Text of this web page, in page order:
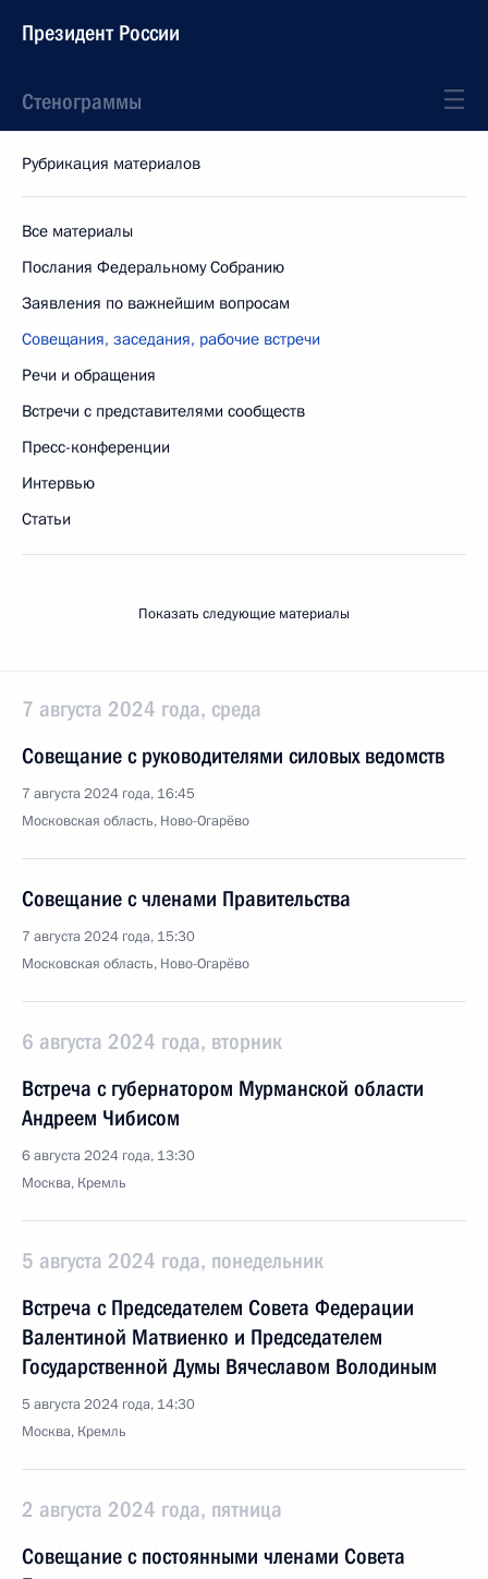
Президент России
Стенограммы
Рубрикация материалов
Все материалы
Послания Федеральному Собранию
Заявления по важнейшим вопросам
Совещания, заседания, рабочие встречи
Речи и обращения
Встречи с представителями сообществ
Пресс-конференции
Интервью
Статьи
Показать следующие материалы
7 августа 2024 года, среда
Совещание с руководителями силовых ведомств
7 августа 2024 года, 16:45
Московская область, Ново-Огарёво
Совещание с членами Правительства
7 августа 2024 года, 15:30
Московская область, Ново-Огарёво
6 августа 2024 года, вторник
Встреча с губернатором Мурманской области
Андреем Чибисом
6 августа 2024 года, 13:30
Москва, Кремль
5 августа 2024 года, понедельник
Встреча с Председателем Совета Федерации
Валентиной Матвиенко и Председателем
Государственной Думы Вячеславом Володиным
5 августа 2024 года, 14:30
Москва, Кремль
2 августа 2024 года, пятница
Совещание с постоянными членами Совета